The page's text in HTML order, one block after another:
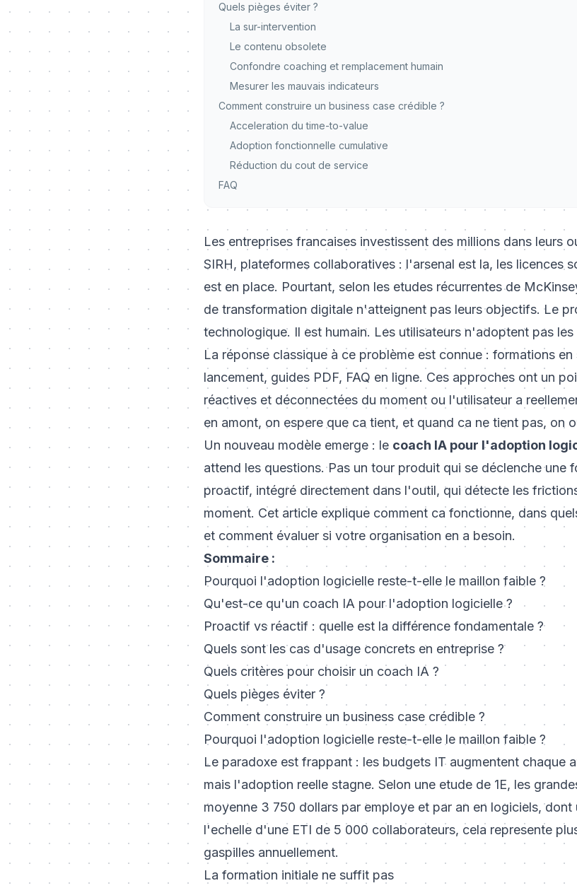
Quels pièges éviter ?
La sur-intervention
Le contenu obsolete
Confondre coaching et remplacement humain
Mesurer les mauvais indicateurs
Comment construire un business case crédible ?
Acceleration du time-to-value
Adoption fonctionnelle cumulative
Réduction du cout de service
FAQ
Les entreprises francaises investissent des millions dans leurs
SIRH, plateformes collaboratives : l'arsenal est la, les licences
est en place. Pourtant, selon les etudes récurrentes de
de transformation digitale n'atteignent pas leurs objectifs. Le
technologique. Il est humain. Les utilisateurs n'adoptent pas
La réponse classique à ce problème est connue : formations
lancement, guides PDF, FAQ en ligne. Ces approches ont un
réactives et déconnectées du moment ou l'utilisateur a
en amont, on espere que ca tient, et quand ca ne tient pas, on
Un nouveau modèle emerge : le coach IA pour l'adoption
attend les questions. Pas un tour produit qui se déclenche une
proactif, intégré directement dans l'outil, qui détecte les
moment. Cet article explique comment ca fonctionne, dans
et comment évaluer si votre organisation en a besoin.
Sommaire :
Pourquoi l'adoption logicielle reste-t-elle le maillon faible ?
Qu'est-ce qu'un coach IA pour l'adoption logicielle ?
Proactif vs réactif : quelle est la différence fondamentale ?
Quels sont les cas d'usage concrets en entreprise ?
Quels critères pour choisir un coach IA ?
Quels pièges éviter ?
Comment construire un business case crédible ?
Pourquoi l'adoption logicielle reste-t-elle le maillon faible ?
Le paradoxe est frappant : les budgets IT augmentent chaque
mais l'adoption reelle stagne. Selon une etude de 1E, les
moyenne 3 750 dollars par employe et par an en logiciels,
l'echelle d'une ETI de 5 000 collaborateurs, cela represente
gaspilles annuellement.
La formation initiale ne suffit pas